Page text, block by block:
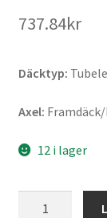
737.84kr
Däcktyp:
Axel:
12 i lager